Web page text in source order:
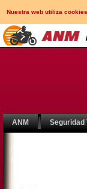
Nuestra web utiliza
ANM Seguridad